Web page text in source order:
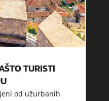
TURISTI
od užurbanih